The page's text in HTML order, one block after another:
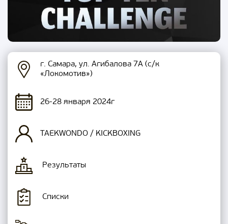
г. Самара, ул. Агибалова 7А (с/к
«Локомотив»)
26-28 января 2024г
TAEKWONDO / KICKBOXING
Результаты
Списки